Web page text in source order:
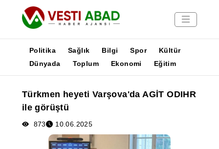
Yayınlar
Medya
Poster
Politika Sağlık Bilgi Spor
Kültür
Dünyada
Toplum Ekonomi Eğitim
Türkmen heyeti Varşova'da AGİT ODIHR
ile görüştü
873 10.06.2025